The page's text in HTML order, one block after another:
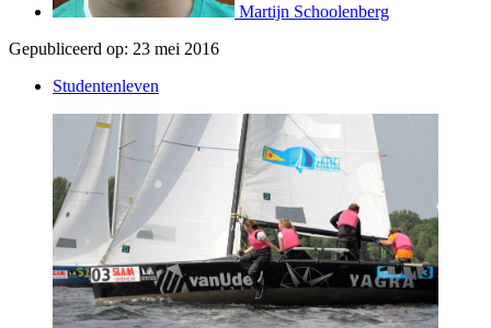
Martijn Schoolenberg
Gepubliceerd op: 23 mei 2016
Studentenleven